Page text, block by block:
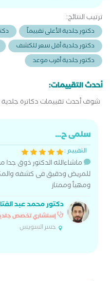
ترتيب النتائج:
دكتور جلدية الأعلى تقييماً
دكتور جلدية أقل سعر للكشف
دكتور جلدية أقرب موعد
أحدث التقييمات:
شوف أحدث تقييمات دكاترة
سلمى ح...
التقييم :
ماشاءالله الدكتور ذوق
للمريض ودقيق فى كشفه
ومهيأ وممتاز
دكتور محمد عبد
إستشاري تخصص
جسر السويس